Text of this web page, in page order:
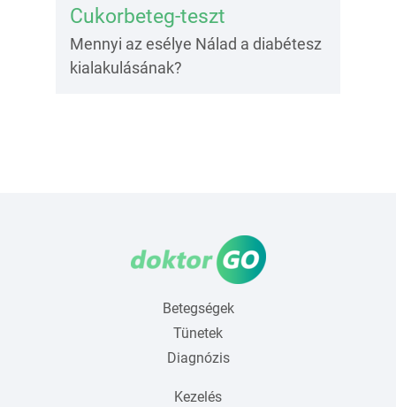
Cukorbeteg-teszt
Mennyi az esélye Nálad a diabétesz
kialakulásának?
Betegségek
Tünetek
Diagnózis
Kezelés